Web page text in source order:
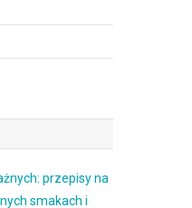
przepisy na
smakach i